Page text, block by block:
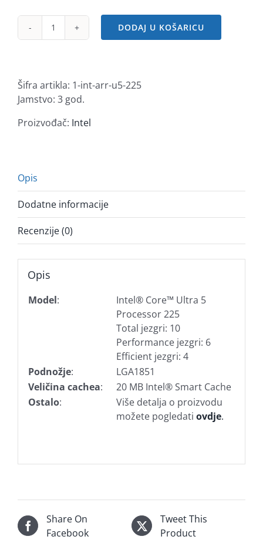
Intel
3,3/4.9GHz,6P/4E,
LGA1851
količina
DODAJ U KOŠARICU
Šifra artikla: 1-int-arr-u5-225
Jamstvo: 3 god.
Proizvođač: Intel
Opis
Dodatne informacije
Recenzije (0)
Opis
Model:
Intel® Core™ Ultra 5
Processor 225
Total jezgri: 10
Performance jezgri: 6
Efficient jezgri: 4
Podnožje:
LGA1851
Veličina cachea:
20 MB Intel® Smart Cache
Ostalo:
Više detalja o proizvodu
možete pogledati ovdje.
Share On
Facebook
Tweet This
Product